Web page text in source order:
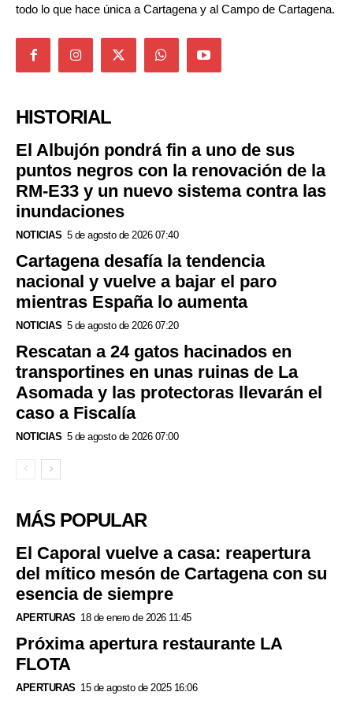
todo lo que hace única a Cartagena y al Campo de Cartagena.
HISTORIAL
El Albujón pondrá fin a uno de sus
puntos negros con la renovación de la
RM-E33 y un nuevo sistema contra las
inundaciones
NOTICIAS 5 de agosto de 2026 07:40
Cartagena desafía la tendencia
nacional y vuelve a bajar el paro
mientras España lo aumenta
NOTICIAS 5 de agosto de 2026 07:20
Rescatan a 24 gatos hacinados en
transportines en unas ruinas de La
Asomada y las protectoras llevarán el
caso a Fiscalía
NOTICIAS 5 de agosto de 2026 07:00
MÁS POPULAR
El Caporal vuelve a casa: reapertura
del mítico mesón de Cartagena con su
esencia de siempre
APERTURAS 18 de enero de 2026 11:45
Próxima apertura restaurante LA
FLOTA
APERTURAS 15 de agosto de 2025 16:06